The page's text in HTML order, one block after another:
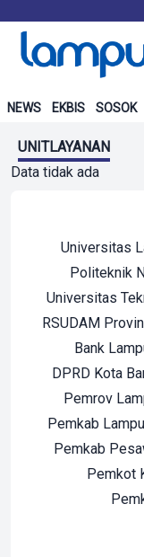
NEWS EKBIS SOSOK
UNITLAYANAN
Data tidak ada
Universitas
Politeknik
Universitas
RSUDAM
Bank
DPRD Kota
Pemrov
Pemkab
Pemkab
Pemkot